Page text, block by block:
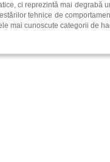
ci reprezintă mai degrabă
tehnice de
mai cunoscute categorii de